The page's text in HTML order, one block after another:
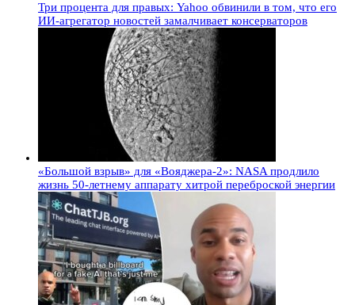
Три процента для правых: Yahoo обвинили в том, что его
ИИ-агрегатор новостей замалчивает консерваторов
«Большой взрыв» для «Вояджера-2»: NASA продлило
жизнь 50-летнему аппарату хитрой переброской энергии